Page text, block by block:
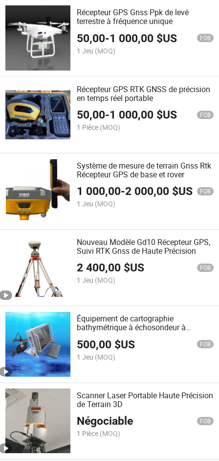
Récepteur GPS Gnss Ppk de levé
terrestre à fréquence unique
50,00-1 000,00 $US FOB
1 Jeu (MOQ)
Récepteur GPS RTK GNSS de précision
en temps réel portable
50,00-1 000,00 $US FOB
1 Pièce (MOQ)
Système de mesure de terrain Gnss Rtk
Récepteur GPS de base et rover
1 000,00-2 000,00 $US FOB
1 Jeu (MOQ)
Nouveau Modèle Gd10 Récepteur GPS,
Suivi RTK Gnss de Haute Précision
2 400,00 $US FOB
1 Jeu (MOQ)
Équipement de cartographie
bathymétrique à échosondeur à
RTK
500,00 $US FOB
1 Jeu (MOQ)
Scanner Laser Portable Haute Précision
de Terrain 3D
Négociable FOB
1 Pièce (MOQ)